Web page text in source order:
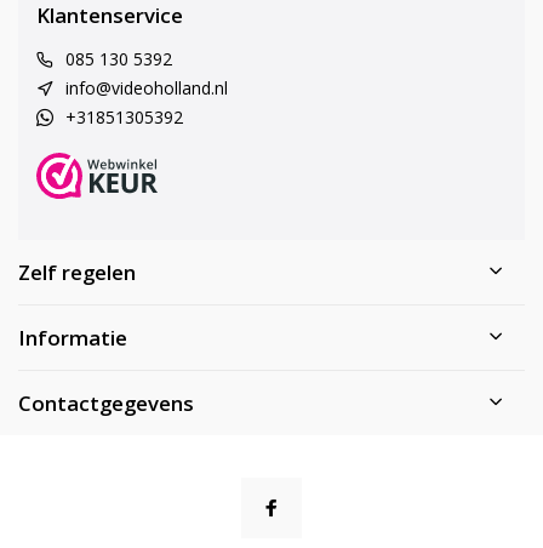
Klantenservice
085 130 5392
info@videoholland.nl
+31851305392
Zelf regelen
Informatie
Contactgegevens